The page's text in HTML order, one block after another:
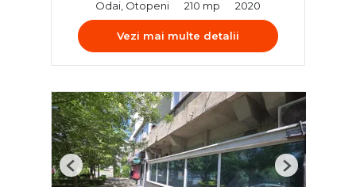
Odai, Otopeni
210 mp 2020
Vezi mai multe detalii
Previous Next